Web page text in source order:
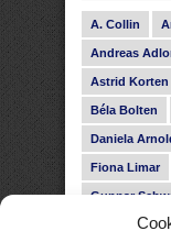
A. Collin
Andreas
Astrid Korten
Béla Bolten
Daniela
Fiona Limar
Gunnar
Heike